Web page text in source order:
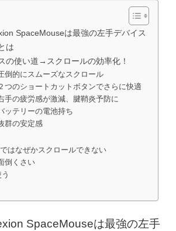
SpaceMouseは最強の左手デバイス
は
の使い道→スクロールの効率化！
倒的にスムーズなスクロール
つのショートカットボタンでさらに快適
手の疲労感が激減、腱鞘炎予防に
ッテリーの電池持ち
群の安定感
はなぜかスクロールできない
倒くさい
SpaceMouseは最強の左手